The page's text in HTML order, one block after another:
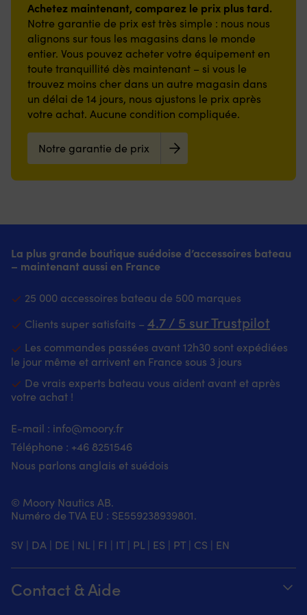
Achetez maintenant, comparez le prix plus tard.
Notre garantie de prix est très simple : nous nous
alignons sur tous les magasins dans le monde
entier. Vous pouvez acheter votre équipement en
toute tranquillité dès maintenant – si vous le
trouvez moins cher dans un autre magasin dans
un délai de 14 jours, nous ajustons le prix après
votre achat. Aucune condition compliquée.
Notre garantie de prix
La plus grande boutique suédoise d’accessoires bateau
– maintenant aussi en France
25 000 accessoires bateau de 500 marques
Clients super satisfaits – 4.7 / 5 sur Trustpilot
Les commandes passées avant 12h30 sont expédiées
le jour même et arrivent en France sous 3 jours
De vrais experts bateau vous aident avant et après
votre achat !
E-mail : info@moory.fr
Téléphone : +46 8251546
Nous parlons anglais et suédois
© Moory Nautics AB.
Numéro de TVA EU : SE559238939801.
SV | DA | DE | NL | FI | IT| PL | ES | PT| CS | EN
Contact & Aide